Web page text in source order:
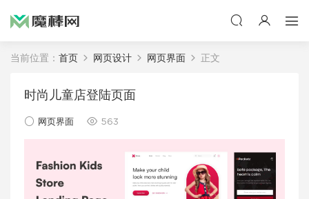
当前位置： 首页 网页设计 网页界面 正文
时尚儿童店登陆页面
网页界面 563